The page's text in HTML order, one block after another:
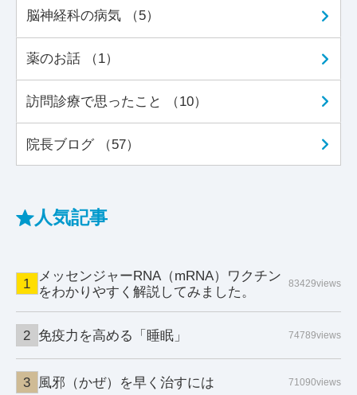
脳神経科の病気 （5）
薬のお話 （1）
訪問診療で思ったこと （10）
院長ブログ （57）
人気記事
メッセンジャーRNA（mRNA）ワクチン
をわかりやすく解説してみました。
83429views
免疫力を高める「睡眠」 74789views
風邪（かぜ）を早く治すには 71090views